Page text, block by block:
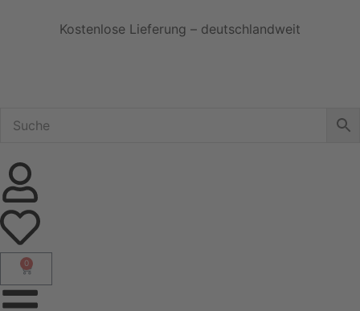
Kostenlose Lieferung – deutschlandweit
0